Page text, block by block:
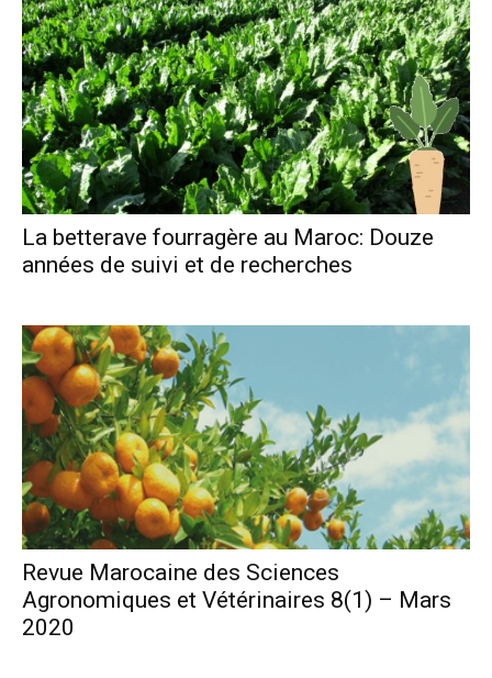
La betterave fourragère au Maroc: Douze
années de suivi et de recherches
Revue Marocaine des Sciences
Agronomiques et Vétérinaires 8(1) – Mars
2020